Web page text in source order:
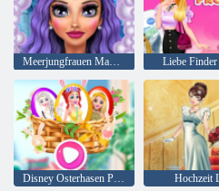
Meerjungfrauen Makeup Salon Liebe
Disney Osterhasen Party Hochzeit